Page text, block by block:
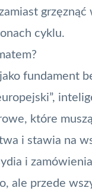
cyklu.
fundament
które
i stawia na
i
ale przede